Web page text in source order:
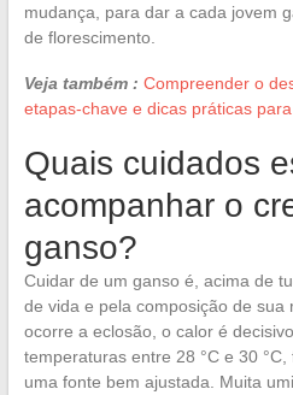
mudança, para dar a cada jovem
de florescimento.
Veja também : Compreender o
etapas-chave e dicas práticas
Quais cuidados
acompanhar o
ganso?
Cuidar de um ganso é, acima de
de vida e pela composição de sua
ocorre a eclosão, o calor é
temperaturas entre 28 °C e 30
uma fonte bem ajustada. Muita